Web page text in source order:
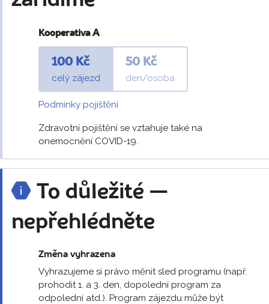
Kooperativa A
100 Kč
celý zájezd
50 Kč
den/osoba
Podmínky pojištění
Zdravotní pojištění se vztahuje také na
onemocnění COVID-19.
To důležité —
nepřehlédněte
Změna vyhrazena
Vyhrazujeme si právo měnit sled programu (např.
prohodit 1. a 3. den, dopolední program za
odpolední atd.). Program zájezdu může být